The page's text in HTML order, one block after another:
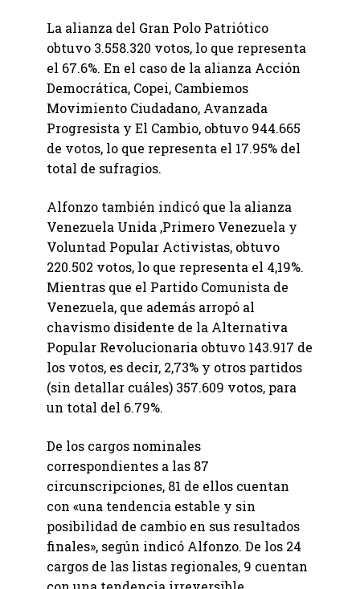
La alianza del Gran Polo Patriótico
obtuvo 3.558.320 votos, lo que representa
el 67.6%. En el caso de la alianza Acción
Democrática, Copei, Cambiemos
Movimiento Ciudadano, Avanzada
Progresista y El Cambio, obtuvo 944.665
de votos, lo que representa el 17.95% del
total de sufragios.
Alfonzo también indicó que la alianza
Venezuela Unida ,Primero Venezuela y
Voluntad Popular Activistas, obtuvo
220.502 votos, lo que representa el 4,19%.
Mientras que el Partido Comunista de
Venezuela, que además arropó al
chavismo disidente de la Alternativa
Popular Revolucionaria obtuvo 143.917 de
los votos, es decir, 2,73% y otros partidos
(sin detallar cuáles) 357.609 votos, para
un total del 6.79%.
De los cargos nominales
correspondientes a las 87
circunscripciones, 81 de ellos cuentan
con «una tendencia estable y sin
posibilidad de cambio en sus resultados
finales», según indicó Alfonzo. De los 24
cargos de las listas regionales, 9 cuentan